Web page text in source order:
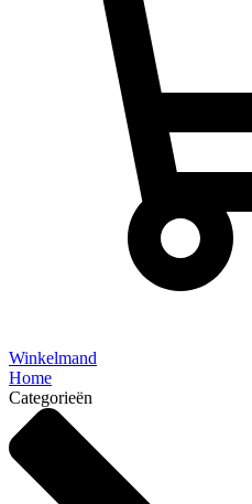
Winkelmand
Home
Categorieën